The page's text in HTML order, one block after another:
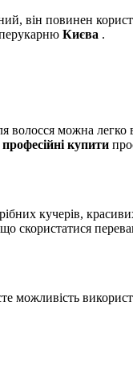
він повинен
Києва .
волосся можна
купити
кучерів,
можливість